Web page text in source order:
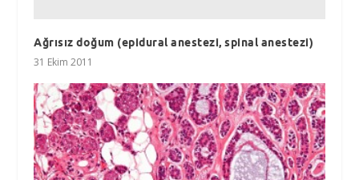
Ağrısız doğum (epidural anestezi, spinal anestezi)
31 Ekim 2011